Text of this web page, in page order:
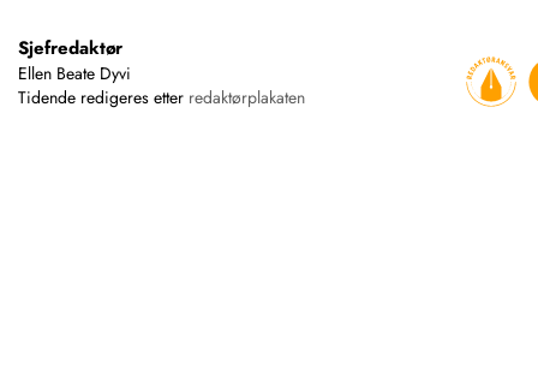
Sjefredaktør
Ellen Beate Dyvi
Tidende redigeres etter redaktørplakaten